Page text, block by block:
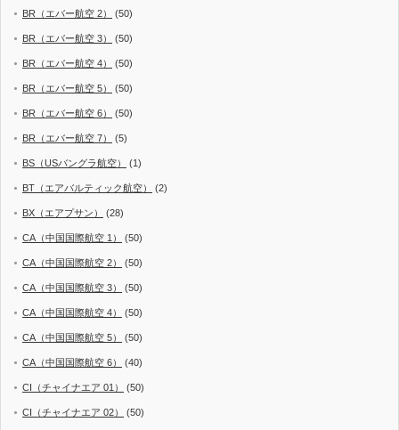
BR（エバー航空 2） (50)
BR（エバー航空 3） (50)
BR（エバー航空 4） (50)
BR（エバー航空 5） (50)
BR（エバー航空 6） (50)
BR（エバー航空 7） (5)
BS（USバングラ航空） (1)
BT（エアバルティック航空） (2)
BX（エアプサン） (28)
CA（中国国際航空 1） (50)
CA（中国国際航空 2） (50)
CA（中国国際航空 3） (50)
CA（中国国際航空 4） (50)
CA（中国国際航空 5） (50)
CA（中国国際航空 6） (40)
CI（チャイナエア 01） (50)
CI（チャイナエア 02） (50)